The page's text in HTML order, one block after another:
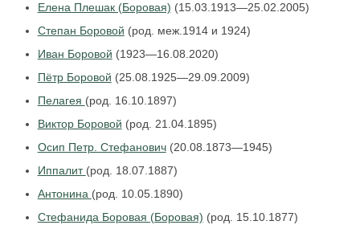
Елена Плешак (Боровая) (15.03.1913—25.02.2005)
Степан Боровой (род. меж.1914 и 1924)
Иван Боровой (1923—16.08.2020)
Пётр Боровой (25.08.1925—29.09.2009)
Пелагея (род. 16.10.1897)
Виктор Боровой (род. 21.04.1895)
Осип Петр. Стефанович(20.08.1873—1945)
Иппалит (род. 18.07.1887)
Антонина (род. 10.05.1890)
Стефанида Боровая (Боровая) (род. 15.10.1877)